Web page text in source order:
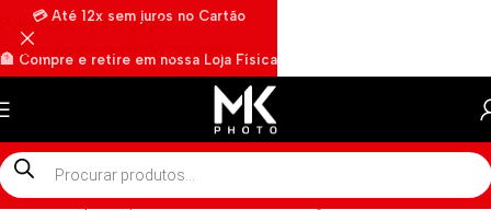
Pular para a navegação
Pular para o conteúdo principal
Início»Shop»Suporte Fundo Infinito Fotográfico B2030 Com
💳 Até 12x sem juros no Cartão
🏦 Compre e retire em nossa Loja Física
🏍️ Envios rápidos por Motoboy